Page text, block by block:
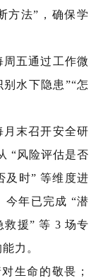
方法”，确保学
周五通过工作微
水下隐患”“怎
月末召开安全研
“风险评估是否
及时” 等维度进
今年已完成 “潜
救援” 等 3 场专
力。
生命的敬畏；